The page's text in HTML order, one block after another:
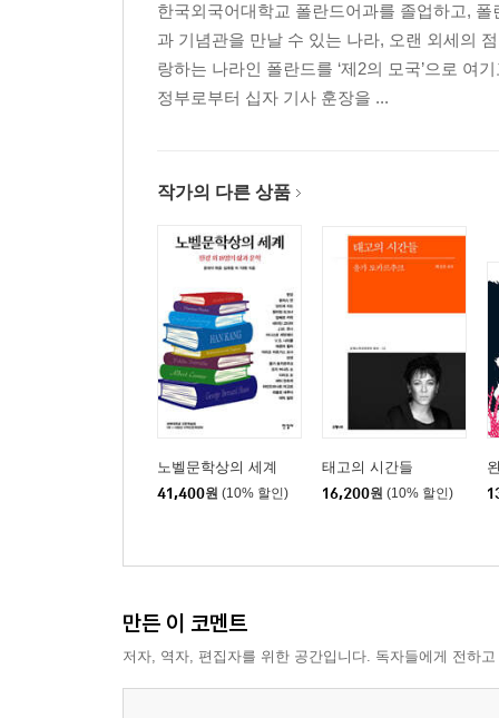
한국외국어대학교 폴란드어과를 졸업하고,
과 기념관을 만날 수 있는 나라, 오랜 외세의
랑하는 나라인 폴란드를 ‘제2의 모국’으로 여
정부로부터 십자 기사 훈장을 ...
작가의 다른 상품
노벨문학상의 세계
41,400원 (10% 할인)
태고의 시간들
16,200원 (10% 할인)
만든 이 코멘트
저자, 역자, 편집자를 위한 공간입니다. 독자들에게 전하